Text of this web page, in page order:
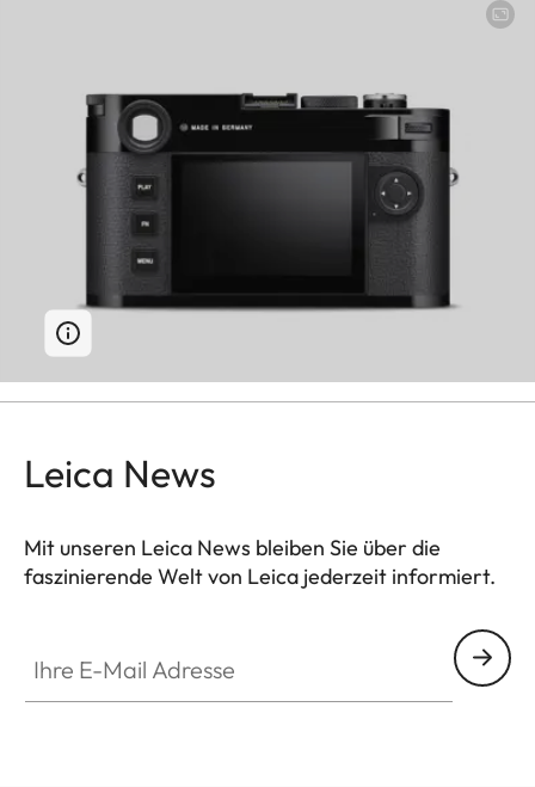
Leica News
Mit unseren Leica News bleiben Sie über die
faszinierende Welt von Leica jederzeit informiert.